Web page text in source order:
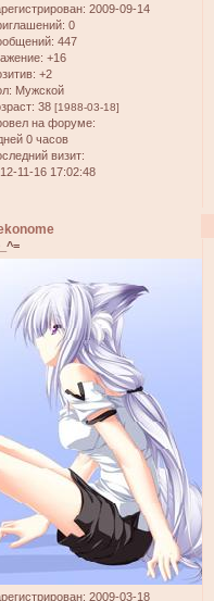
: 2009-09-14
0
447
+16
+2
Мужской
38 [1988-03-18]
на форуме:
0 часов
визит:
11-16 17:02:48
: 2009-03-18